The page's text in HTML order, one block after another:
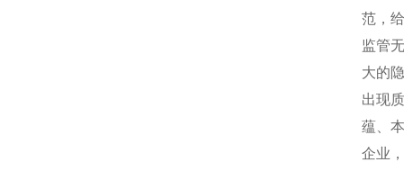
范，
监管
大的
出现
蕴、
企业